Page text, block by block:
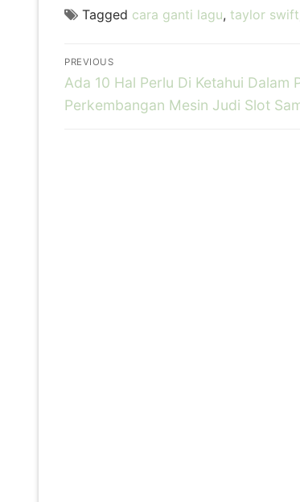
Tagged cara ganti lagu, taylor swift
Navigasi
pos
PREVIOUS
Previous
post:
Ada 10 Hal Perlu Di Ketahui Dalam
Perkembangan Mesin Judi Slot